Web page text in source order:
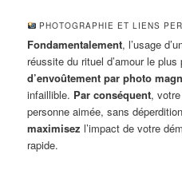
PHOTOGRAPHIE ET LIENS
Fondamentalement, l’usage
réussite du rituel d’amour le
d’envoûtement par photo
infaillible. Par conséquent,
personne aimée, sans
maximisez l’impact de votre
rapide.